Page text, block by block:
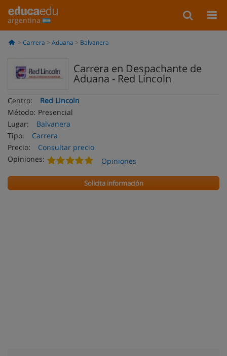
argentina
Carrera Aduana Balvanera
Carrera en Despachante de
Aduana - Red Lincoln
Centro:
Red Lincoln
Método: Presencial
Lugar:
Balvanera
Tipo:
Carrera
Precio:
Consultar precio
Opiniones:
Opiniones
Solicita información